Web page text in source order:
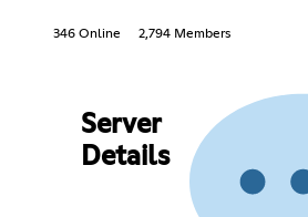
346 Online 2,794 Members
Server
Details